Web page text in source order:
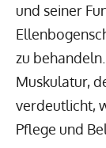
und seiner
zu
Muskulatur,
verdeutlicht,
Pflege und